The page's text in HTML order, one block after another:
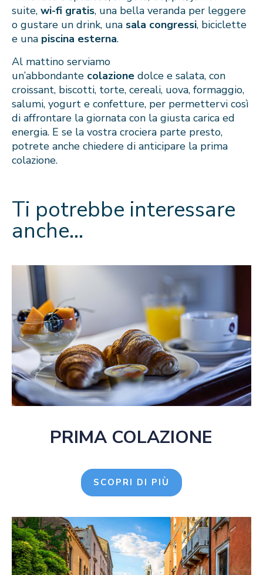
suite, wi-fi gratis, una bella veranda per leggere
o gustare un drink, una sala congressi, biciclette
e una piscina esterna.
Al mattino serviamo
un’abbondante colazione dolce e salata, con
croissant, biscotti, torte, cereali, uova, formaggio,
salumi, yogurt e confetture, per permettervi così
di affrontare la giornata con la giusta carica ed
energia. E se la vostra crociera parte presto,
potrete anche chiedere di anticipare la prima
colazione.
Ti potrebbe interessare
anche…
PRIMA COLAZIONE
SCOPRI DI PIÙ